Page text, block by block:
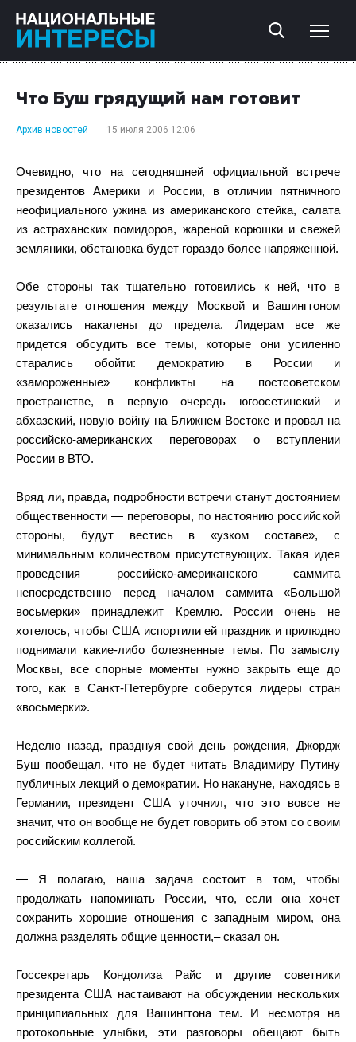
Что Буш грядущий нам готовит
Архив новостей 15 июля 2006 12:06
Очевидно, что на сегодняшней официальной встрече
президентов Америки и России, в отличии пятничного
неофициального ужина из американского стейка, салата
из астраханских помидоров, жареной корюшки и свежей
земляники, обстановка будет гораздо более напряженной.
Обе стороны так тщательно готовились к ней, что в
результате отношения между Москвой и Вашингтоном
оказались накалены до предела. Лидерам все же
придется обсудить все темы, которые они усиленно
старались обойти: демократию в России и
«замороженные» конфликты на постсоветском
пространстве, в первую очередь югоосетинский и
абхазский, новую войну на Ближнем Востоке и провал на
российско-американских переговорах о вступлении
России в ВТО.
Вряд ли, правда, подробности встречи станут достоянием
общественности — переговоры, по настоянию российской
стороны, будут вестись в «узком составе», с
минимальным количеством присутствующих. Такая идея
проведения российско-американского саммита
непосредственно перед началом саммита «Большой
восьмерки» принадлежит Кремлю. России очень не
хотелось, чтобы США испортили ей праздник и прилюдно
поднимали какие-либо болезненные темы. По замыслу
Москвы, все спорные моменты нужно закрыть еще до
того, как в Санкт-Петербурге соберутся лидеры стран
«восьмерки».
Неделю назад, празднуя свой день рождения, Джордж
Буш пообещал, что не будет читать Владимиру Путину
публичных лекций о демократии. Но накануне, находясь в
Германии, президент США уточнил, что это вовсе не
значит, что он вообще не будет говорить об этом со своим
российским коллегой.
— Я полагаю, наша задача состоит в том, чтобы
продолжать напоминать России, что, если она хочет
сохранить хорошие отношения с западным миром, она
должна разделять общие ценности,– сказал он.
Госсекретарь Кондолиза Райс и другие советники
президента США настаивают на обсуждении нескольких
принципиальных для Вашингтона тем. И несмотря на
протокольные улыбки, эти разговоры обещают быть